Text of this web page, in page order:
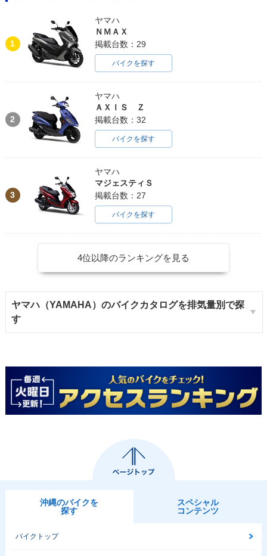
1
ヤマハ
ＮＭＡＸ
掲載台数：29
バイクを探す
2
ヤマハ
ＡＸＩＳ Ｚ
掲載台数：32
バイクを探す
3
ヤマハ
マジェスティＳ
掲載台数：27
バイクを探す
4位以降のランキングを見る
ヤマハ（YAMAHA）のバイクカタログを排気量別で探
す
沖縄のバイクを
探す
スペシャル
コンテンツ
バイクトップ